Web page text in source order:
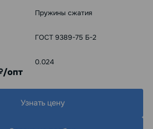
Пружины сжатия
ГОСТ 9389-75 Б-2
0.024
/опт
Узнать цену